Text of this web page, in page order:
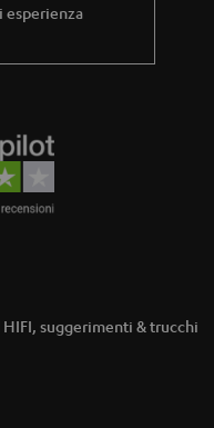
esperienza
suggerimenti & trucchi